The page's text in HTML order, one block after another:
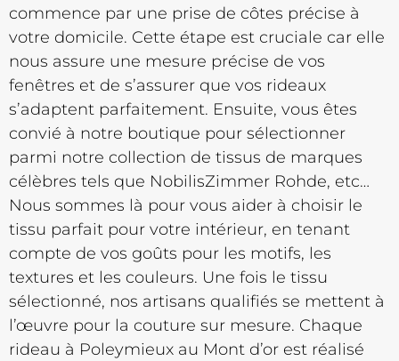
commence par une prise de côtes précise à
votre domicile. Cette étape est cruciale car elle
nous assure une mesure précise de vos
fenêtres et de s’assurer que vos rideaux
s’adaptent parfaitement. Ensuite, vous êtes
convié à notre boutique pour sélectionner
parmi notre collection de tissus de marques
célèbres tels que NobilisZimmer Rohde, etc…
Nous sommes là pour vous aider à choisir le
tissu parfait pour votre intérieur, en tenant
compte de vos goûts pour les motifs, les
textures et les couleurs. Une fois le tissu
sélectionné, nos artisans qualifiés se mettent à
l’œuvre pour la couture sur mesure. Chaque
rideau à Poleymieux au Mont d’or est réalisé